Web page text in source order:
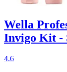
Wella
Invigo Kit -
4.6